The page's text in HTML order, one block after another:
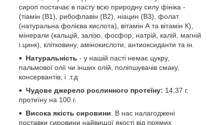
сироп постачає в пасту всю природну силу фініка -
(тіамін (B1), рибофлавін (B2), ніацин (B3), фолат
(натуральна фолієва кислота), вітамін А та вітамін К),
мінерали (кальцій, залізо, фосфор, натрій, калій, магній
і цинк), клітковину, амінокислоти, антиоксиданти та ін.
Натуральність - у нашій пасті немає цукру,
пальмової олії чи інших олій, поліпшувачів смаку,
консервантів, і .т.д
Чудове джерело рослинного протеїну: 14,37 г.
протеїну на 100 г.
Висока якість сировини . В нас налагоджені
поставки сировини найвищої якості від прямих